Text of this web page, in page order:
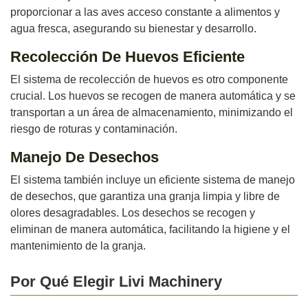
proporcionar a las aves acceso constante a alimentos y
agua fresca, asegurando su bienestar y desarrollo.
Recolección De Huevos Eficiente
El sistema de recolección de huevos es otro componente
crucial. Los huevos se recogen de manera automática y se
transportan a un área de almacenamiento, minimizando el
riesgo de roturas y contaminación.
Manejo De Desechos
El sistema también incluye un eficiente sistema de manejo
de desechos, que garantiza una granja limpia y libre de
olores desagradables. Los desechos se recogen y
eliminan de manera automática, facilitando la higiene y el
mantenimiento de la granja.
Por Qué Elegir Livi Machinery